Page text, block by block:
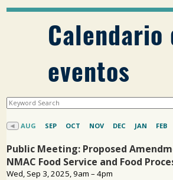
LICENCIAS Y PERMISOS
PFAS EN NM
FINANCIACIÓN
SERVICIOS EN LÍNEA
Buscar:
Calendario
eventos